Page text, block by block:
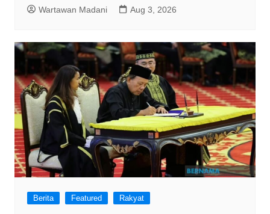
Wartawan Madani Aug 3, 2026
Berita Featured Rakyat